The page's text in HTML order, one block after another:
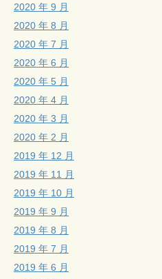
2020 年 9 月
2020 年 8 月
2020 年 7 月
2020 年 6 月
2020 年 5 月
2020 年 4 月
2020 年 3 月
2020 年 2 月
2019 年 12 月
2019 年 11 月
2019 年 10 月
2019 年 9 月
2019 年 8 月
2019 年 7 月
2019 年 6 月